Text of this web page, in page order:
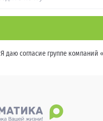
Я даю согласие группе компаний